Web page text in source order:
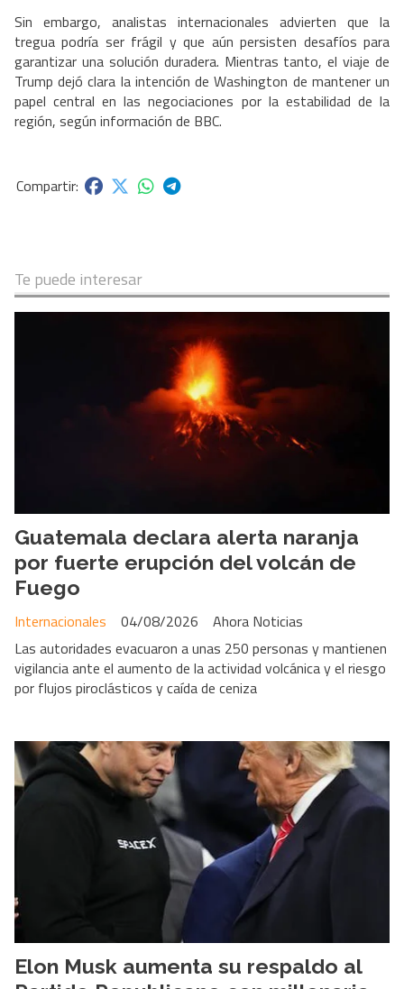
Sin embargo, analistas internacionales advierten que la
tregua podría ser frágil y que aún persisten desafíos para
garantizar una solución duradera. Mientras tanto, el viaje de
Trump dejó clara la intención de Washington de mantener un
papel central en las negociaciones por la estabilidad de la
región, según información de BBC.
Te puede interesar
Guatemala declara alerta naranja
por fuerte erupción del volcán de
Fuego
Ahora Noticias
Internacionales
04/08/2026
Las autoridades evacuaron a unas 250 personas y mantienen
vigilancia ante el aumento de la actividad volcánica y el riesgo
por flujos piroclásticos y caída de ceniza
Elon Musk aumenta su respaldo al